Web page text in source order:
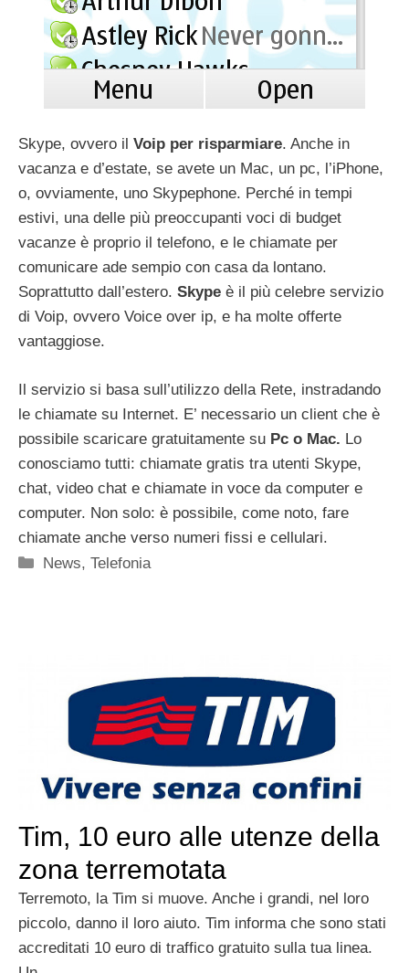
Skype, ovvero il Voip per risparmiare. Anche in
vacanza e d’estate, se avete un Mac, un pc, l’iPhone,
o, ovviamente, uno Skypephone. Perché in tempi
estivi, una delle più preoccupanti voci di budget
vacanze è proprio il telefono, e le chiamate per
comunicare ade sempio con casa da lontano.
Soprattutto dall’estero. Skype è il più celebre servizio
di Voip, ovvero Voice over ip, e ha molte offerte
vantaggiose.
Il servizio si basa sull’utilizzo della Rete, instradando
le chiamate su Internet. E’ necessario un client che è
possibile scaricare gratuitamente su Pc o Mac. Lo
conosciamo tutti: chiamate gratis tra utenti Skype,
chat, video chat e chiamate in voce da computer e
computer. Non solo: è possibile, come noto, fare
chiamate anche verso numeri fissi e cellulari.
Categorie
News,Telefonia
Tim, 10 euro alle utenze della
zona terremotata
Terremoto, la Tim si muove. Anche i grandi, nel loro
piccolo, danno il loro aiuto. Tim informa che sono stati
accreditati 10 euro di traffico gratuito sulla tua linea.